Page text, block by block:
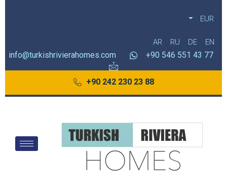
EUR
EN
DE
RU
AR
77 43 551 546 90+
info@turkishrivierahomes.com
88 23 230 242 90+